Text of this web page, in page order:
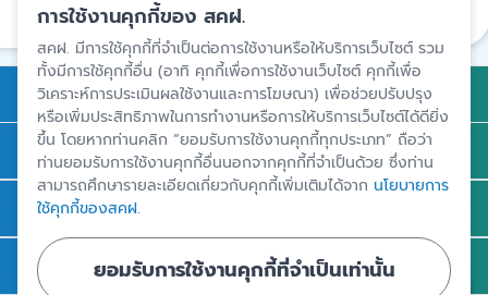
แชร์
การคุ้มครองเงินฝาก
ถาม - ตอบ
ความรู้
ข่าวและสื่อประชาสัมพันธ์
การใช้งานคุกกี้ของ สคฝ.
สคฝ. มีการใช้คุกกี้ที่จำเป็นต่อการใช้งานหรือให้บริการเว็บไซต์ รวม
ทั้งมีการใช้คุกกี้อื่น (อาทิ คุกกี้เพื่อการใช้งานเว็บไซต์ คุกกี้เพื่อ
วิเคราะห์การประเมินผลใช้งานและการโฆษณา) เพื่อช่วยปรับปรุง
หรือเพิ่มประสิทธิภาพในการทำงานหรือการให้บริการเว็บไซต์ได้ดียิ่ง
ขึ้น โดยหากท่านคลิก “ยอมรับการใช้งานคุกกี้ทุกประเภท” ถือว่า
ท่านยอมรับการใช้งานคุกกี้อื่นนอกจากคุกกี้ที่จำเป็นด้วย ซึ่งท่าน
สามารถศึกษารายละเอียดเกี่ยวกับคุกกี้เพิ่มเติมได้จาก นโยบายการ
ใช้คุกกี้ของสคฝ.
ยอมรับการใช้งานคุกกี้ที่จำเป็นเท่านั้น